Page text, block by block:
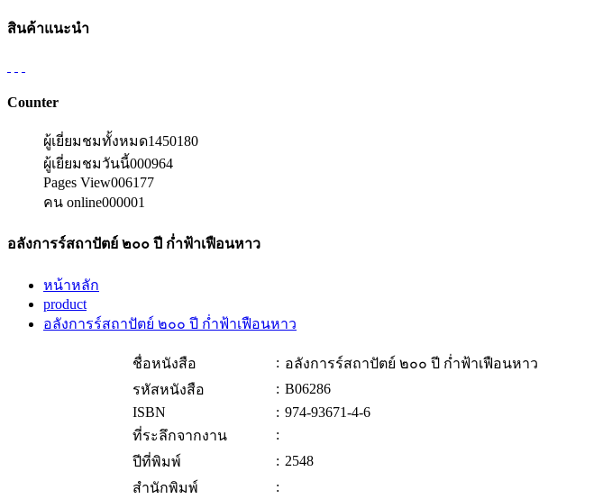
สินค้าแนะนำ
Counter
ผู้เยี่ยมชมทั้งหมด1450180
ผู้เยี่ยมชมวันนี้000964
Pages View006177
คน online000001
อลังการร์สถาปัตย์ ๒๐๐ ปี ก่ำฟ้าเฟือนหาว
หน้าหลัก
product
อลังการร์สถาปัตย์ ๒๐๐ ปี ก่ำฟ้าเฟือนหาว
ชื่อหนังสือ : อลังการร์สถาปัตย์ ๒๐๐ ปี ก่ำฟ้าเฟือนหาว
รหัสหนังสือ
: B06286
ISBN
: 974-93671-4-6
ที่ระลึกจากงาน
:
ปีที่พิมพ์
: 2548
สำนักพิมพ์
: